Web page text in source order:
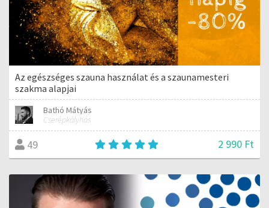
Az egészséges szauna használat és a szaunamesteri
szakma alapjai
Bathó Mátyás
Cserépkályhás
49 2 990 Ft